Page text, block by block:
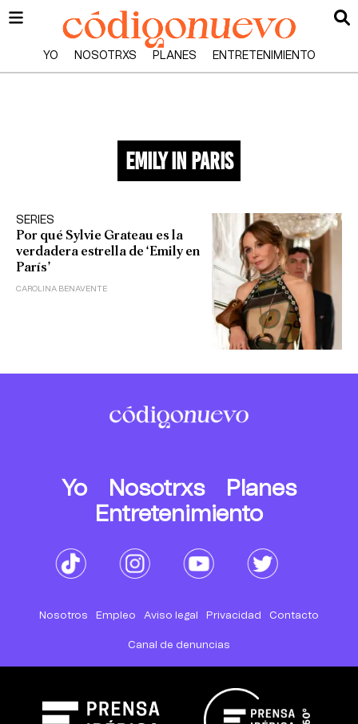
YO NOSOTRXS PLANES ENTRETENIMIENTO
emily in paris
SERIES
Por qué Sylvie Grateau es la
verdadera estrella de ‘Emily en
París’
CAROLINA BENAVENTE
Yo Nosotrxs
Planes
Entretenimiento
Nosotros Empleo Aviso legal Privacidad Contacto
Canal de denuncias